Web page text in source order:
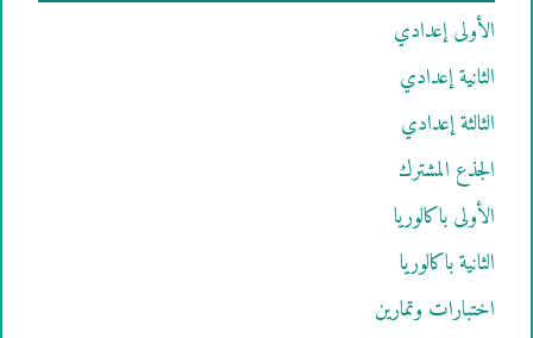
الأولى إعدادي
الثانية إعدادي
الثالثة إعدادي
الجذع المشترك
الأولى باكالوريا
الثانية باكالوريا
اختبارات وتمارين